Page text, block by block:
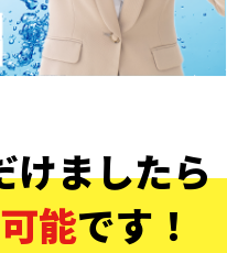
けましたら
能です！